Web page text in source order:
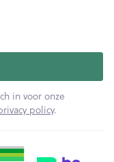
in voor onze
policy.